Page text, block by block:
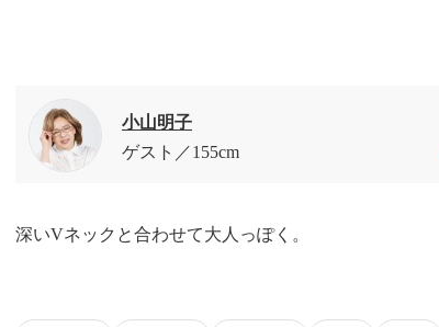
小山明子
ゲスト
155cm
深いVネックと合わせて大人っぽく。